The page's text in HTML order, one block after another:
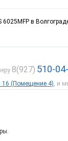
6025MFP в
8(927) 510-
16 (Помещение 4), и